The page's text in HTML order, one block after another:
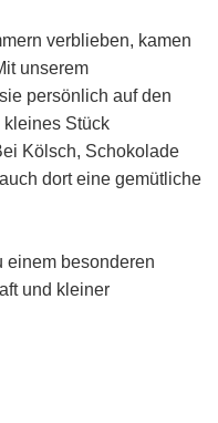
verblieben, kamen
unserem
persönlich auf den
Stück
Kölsch, Schokolade
dort eine gemütliche
einem besonderen
und kleiner